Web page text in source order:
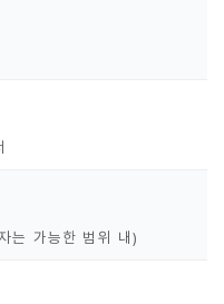
는 가능한 범위 내)